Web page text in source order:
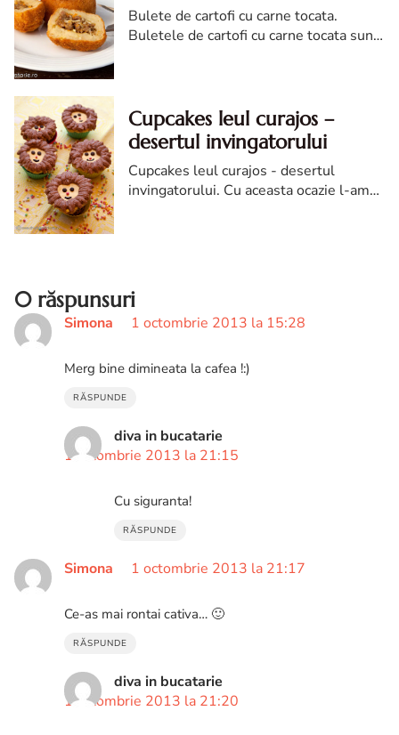
Bulete de cartofi cu carne tocata.
Buletele de cartofi cu carne tocata sunt
Cupcakes leul curajos –
desertul invingatorului
Cupcakes leul curajos - desertul
invingatorului. Cu aceasta ocazie l-am
0 răspunsuri
Simona 1 octombrie 2013 la 15:28
Merg bine dimineata la cafea !:)
RĂSPUNDE
diva in bucatarie
1 octombrie 2013 la 21:15
Cu siguranta!
RĂSPUNDE
Simona 1 octombrie 2013 la 21:17
Ce-as mai rontai cativa… 🙂
RĂSPUNDE
diva in bucatarie
1 octombrie 2013 la 21:20